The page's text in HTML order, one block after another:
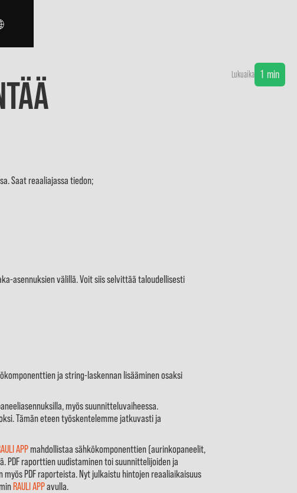
Lukuaika 1 min
Saat reaaliajassa tiedon;
asennuksien välillä. Voit siis selvittää taloudellisesti
ja string-laskennan lisääminen osaksi
myös suunnitteluvaiheessa.
Tämän eteen työskentelemme jatkuvasti ja
APPmahdollistaa sähkökomponenttien (aurinkopaneelit,
PDF raporttien uudistaminen toi suunnittelijoiden ja
PDF raporteista. Nyt julkaistu hintojen reaaliaikaisuus
RAULI APPavulla.